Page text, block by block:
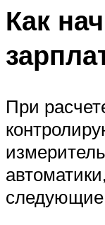
Как
При
следующие